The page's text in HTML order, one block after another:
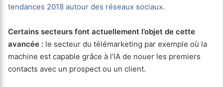
tendances 2018 autour des réseaux sociaux.
Certains secteurs font actuellement l’objet de cette
avancée : le secteur du télémarketing par exemple où la
machine est capable grâce à l’IA de nouer les premiers
contacts avec un prospect ou un client.